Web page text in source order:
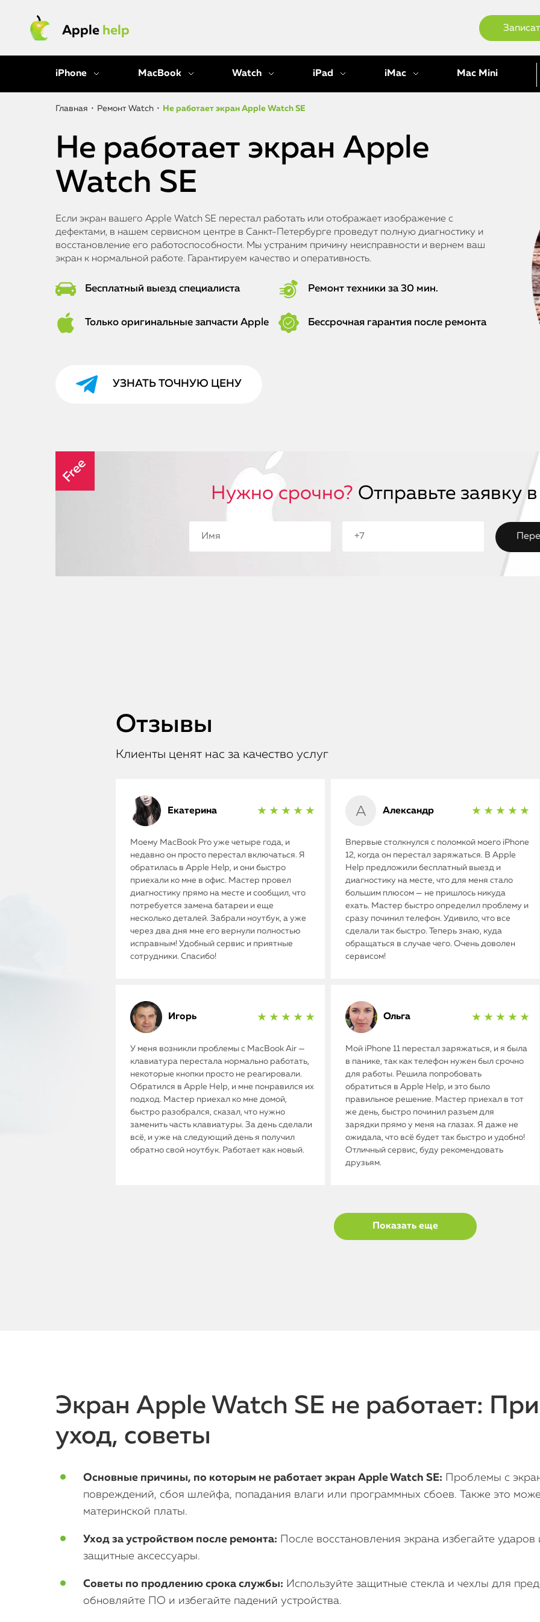
Apple help
iPhone MacBook Watch iPad iMac Mac Mini
Главная • Ремонт Watch • Не работает экран Apple Watch SE
Не работает экран Apple
Watch SE
Если экран вашего Apple Watch SE перестал работать или отображает изображение с
дефектами, в нашем сервисном центре в Санкт-Петербурге проведут полную диагностику и
восстановление его работоспособности. Мы устраним причину неисправности и вернем ваш
экран к нормальной работе. Гарантируем качество и оперативность.
Бесплатный выезд специалиста Ремонт техники за 30 мин.
Только оригинальные запчасти Apple Бессрочная гарантия после ремонта
УЗНАТЬ ТОЧНУЮ ЦЕНУ
Free
Нужно срочно? Отправьте заявку
Отзывы
Клиенты ценят нас за качество услуг
Екатерина ★ ★ ★ ★ ★
Моему MacBook Pro уже четыре года, и
недавно он просто перестал включаться. Я
обратилась в Apple Help, и они быстро
приехали ко мне в офис. Мастер провел
диагностику прямо на месте и сообщил, что
потребуется замена батареи и еще
несколько деталей. Забрали ноутбук, а уже
через два дня мне его вернули полностью
исправным! Удобный сервис и приятные
сотрудники. Спасибо!
Александр ★ ★ ★ ★ ★
Впервые столкнулся с поломкой моего iPhone
12, когда он перестал заряжаться. В Apple
Help предложили бесплатный выезд и
диагностику на месте, что для меня стало
большим плюсом — не пришлось никуда
ехать. Мастер быстро определил проблему и
сразу починил телефон. Удивило, что все
сделали так быстро. Теперь знаю, куда
обращаться в случае чего. Очень доволен
сервисом!
Игорь ★ ★ ★ ★ ★
У меня возникли проблемы с MacBook Air —
клавиатура перестала нормально работать,
некоторые кнопки просто не реагировали.
Обратился в Apple Help, и мне понравился их
подход. Мастер приехал ко мне домой,
быстро разобрался, сказал, что нужно
заменить часть клавиатуры. За день сделали
всё, и уже на следующий день я получил
обратно свой ноутбук. Работает как новый.
Ольга ★ ★ ★ ★ ★
Мой iPhone 11 перестал заряжаться, и я была
в панике, так как телефон нужен был срочно
для работы. Решила попробовать
обратиться в Apple Help, и это было
правильное решение. Мастер приехал в тот
же день, быстро починил разъем для
зарядки прямо у меня на глазах. Я даже не
ожидала, что всё будет так быстро и удобно!
Отличный сервис, буду рекомендовать
друзьям.
Показать еще
Экран Apple Watch SE не работает:
уход, советы
Основные причины, по которым не работает экран Apple Watch SE: Проблемы с
повреждений, сбоя шлейфа, попадания влаги или программных сбоев. Также это
материнской платы.
Уход за устройством после ремонта: После восстановления экрана избегайте ударов
защитные аксессуары.
Советы по продлению срока службы: Используйте защитные стекла и чехлы для
обновляйте ПО и избегайте падений устройства.